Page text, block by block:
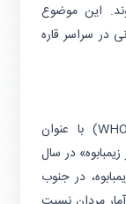
این موضوع
در سراسر قاره
طبق گزارشی از سازمان بهداشت جهانی (WHO) با عنوان
در سال
زیمبابوه، در جنوب